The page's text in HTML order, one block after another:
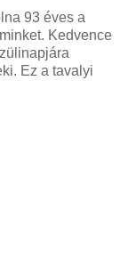
93 éves a
Kedvence
Ez a tavalyi